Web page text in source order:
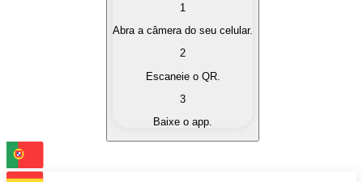
Compre as criptomoedas de seu interesse de forma
Converta suas criptomoedas em moeda fiduciária
Troque uma criptomoeda por outra
1
Abra a câmera do seu celular.
2
Escaneie o QR.
3
Baixe o app.